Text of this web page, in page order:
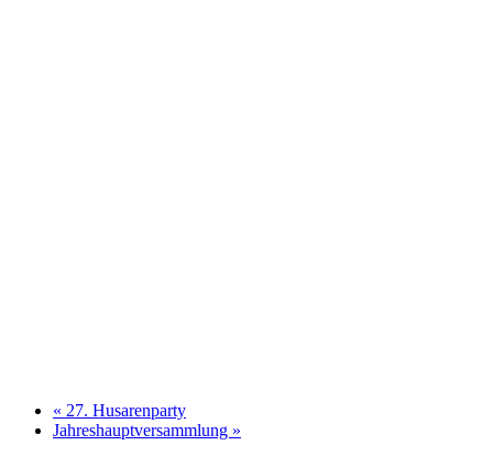
« 27. Husarenparty
Jahreshauptversammlung »